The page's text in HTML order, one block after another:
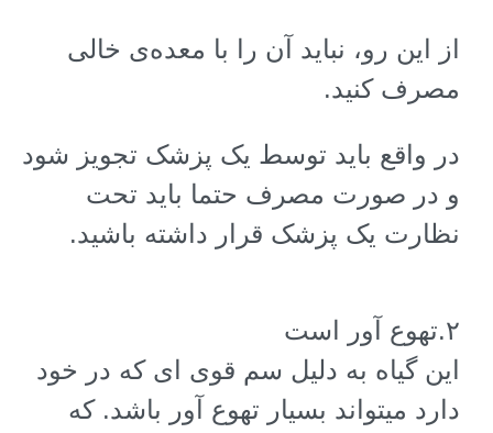
از این رو، نباید آن را با معده‌ی خالی
مصرف کنید.
در واقع باید توسط یک پزشک تجویز شود
و در صورت مصرف حتما باید تحت
نظارت یک پزشک قرار داشته باشید.
۲.تهوع آور است
این گیاه به دلیل سم قوی ای که در خود
دارد میتواند بسیار تهوع آور باشد. که